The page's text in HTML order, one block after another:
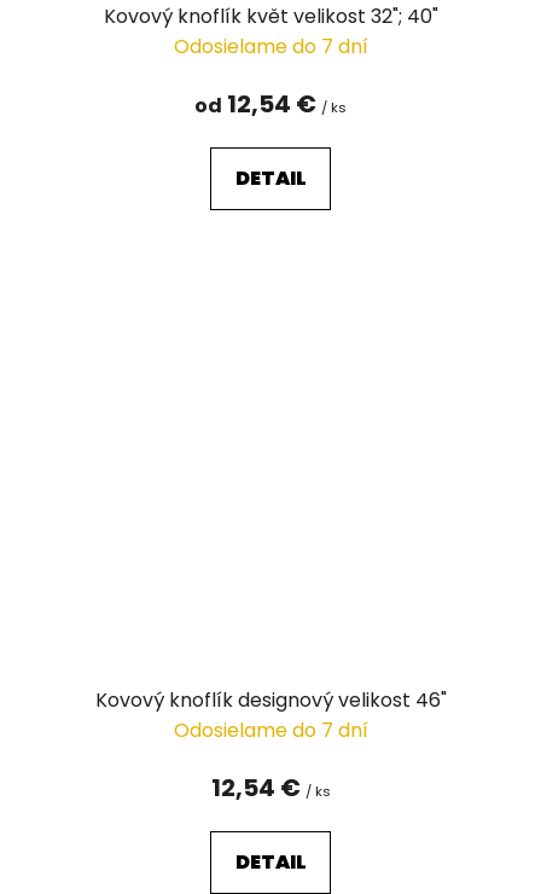
Kovový knoflík květ velikost 32"; 40"
Odosielame do 7 dní
od 12,54 € / ks
DETAIL
Kovový knoflík designový velikost 46"
Odosielame do 7 dní
12,54 € / ks
DETAIL